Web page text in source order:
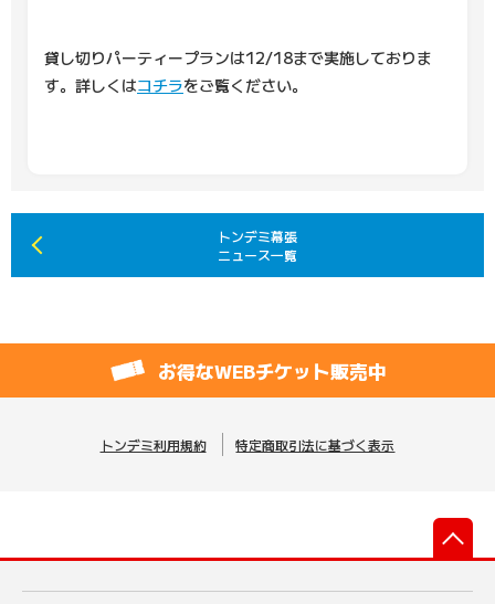
貸し切りパーティープランは12/18まで実施しておりま
す。詳しくはコチラをご覧ください。
トンデミ幕張
ニュース一覧
お得なWEBチケット販売中
トンデミ利用規約 特定商取引法に基づく表示